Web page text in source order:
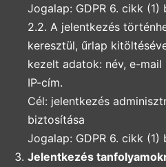
Jogalap: GDPR 6. cikk (1)
2.2. A jelentkezés
keresztül, űrlap
kezelt adatok: név, e-
IP-cím.
Cél: jelentkezés
biztosítása
Jogalap: GDPR 6. cikk (1)
Jelentkezés